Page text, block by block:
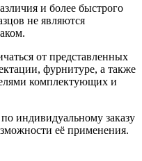
и более быстрого
не являются
от представленных
фурнитуре, а также
комплектующих и
индивидуальному заказу
её применения.